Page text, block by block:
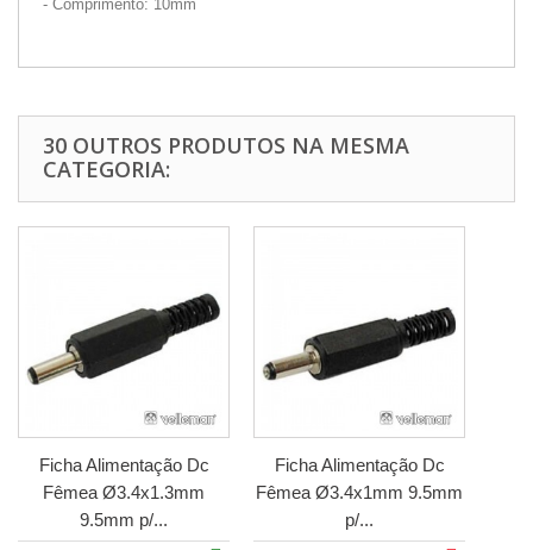
- Comprimento: 10mm
30 OUTROS PRODUTOS NA MESMA
CATEGORIA:
Ficha Alimentação Dc
Fêmea Ø3.4x1.3mm
9.5mm p/...
Ficha Alimentação Dc
Fêmea Ø3.4x1mm 9.5mm
p/...